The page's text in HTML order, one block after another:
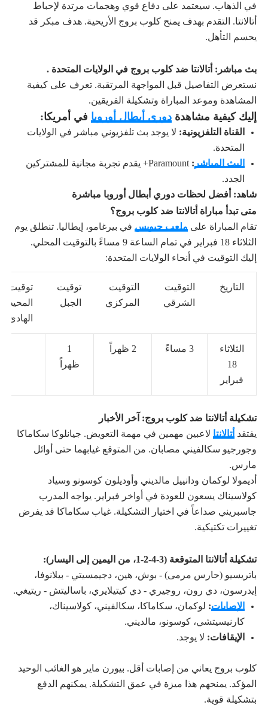
في الذهاب. سيعتمد على دفاع قوي وهجمات مرتدة لإحباط
أتالانتا. التقدم بهدف يمنح كلوب بروج الأريحية. هدف مبكر قد
يحسم التأهل.
بث مباشر: أتالانتا ضد كلوب بروج في الولايات المتحدة .
نستعرض التفاصيل قبل المواجهة المرتقبة. تعرف على كيفية
المشاهدة وموعد المباراة وتشكيلة الفريقين.
إليك كيفية مشاهدة دوري أبطال أوروبا في أمريكا:
القناة التلفزيونية: لا يوجد بث تلفزيوني مباشر في الولايات
المتحدة.
البث المباشر :
Paramount+ يقدم تجربة مجانية للمشتركين
الجدد.
شاهد: أفضل لحظات دوري أبطال أوروبا مباشرة
متى تبدأ مباراة أتالانتا ضد كلوب بروج؟
تقام المباراة على ملعب جيويس في بيرغامو، إيطاليا. تنطلق يوم
الثلاثاء 18 فبراير في تمام الساعة 9 مساءً بالتوقيت المحلي.
إليك التوقيت في أنحاء الولايات المتحدة:
التاريخ
التوقيت
الشرقي
التوقيت
المركزي
توقيت
الجبل
توقيت
المحيط
الهادئ
الثلاثاء
18
فبراير
3 مساءً 2 ظهراً
1
ظهراً
تشكيلة أتالانتا ضد كلوب بروج: آخر الأخبار
يفتقد أتالانتا لاعبين مهمين في مهمة التعويض. جيانلوكا سكاماكا
وجورجيو سكالفيني مصابان. من المتوقع غيابهما حتى أوائل
مارس.
أديمولا لوكمان ودانييل مالديني وأوديلون كوسونو وسياد
كولاسيناك يسعون للعودة في أواخر فبراير. يواجه المدرب
جاسبريني صداعاً في اختيار التشكيلة. غياب سكاماكا قد يفرض
تغييرات تكتيكية.
تشكيلة أتالانتا المتوقعة (3-4-2-1، من اليمين إلى اليسار):
باتريسيو (حارس مرمى) - بوش، هين، دجيمسيتي - بيلانوفا،
إيدرسون، دي رون، روجيري - دي كيتيلايري، باساليتش - ريتيغي.
الإصابات: لوكمان، سكاماكا، سكالفيني، كولاسيناك،
كارنيسيتشي، كوسونو، مالديني.
الإيقافات: لا يوجد.
كلوب بروج يعاني من إصابات أقل. بيورن ماير هو الغائب الوحيد
المؤكد. يمنحهم هذا ميزة في عمق التشكيلة. يمكنهم الدفع
بتشكيلة قوية.